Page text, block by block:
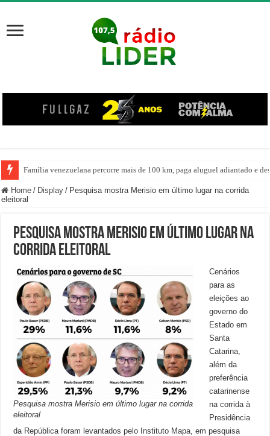
Família venezuelana percorre mais de 100 km, paga aluguel adiantado e
Home / Display / Pesquisa mostra Merisio em último lugar na corrida
eleitoral
Pesquisa mostra Merisio em último lugar na
corrida eleitoral
Pesquisa mostra Merisio em último lugar na corrida
eleitoral
Cenários
para as
eleições ao
governo do
Estado em
Santa
Catarina,
além da
preferência
catarinense
na corrida à
Presidência
da República foram levantados pelo Instituto Mapa, em pesquisa